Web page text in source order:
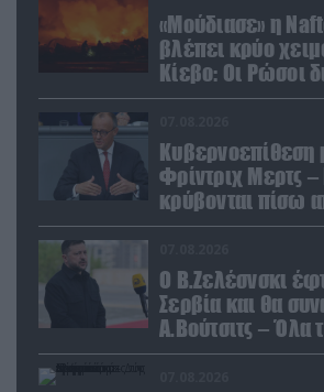
«Μούδιασε» η
βλέπει κρύο
Κίεβο: Οι Ρώσοι
εγκαταστάσεις
Κυβερνοεπίθεση
Φρίντριχ Μερτς –
κρύβονται πίσω
παραποιημένο
Ο Β.Ζελέσνσκι
Σερβία και θα
Α.Βούτσιτς – Όλα τα βλέμματα
στις σχέσεις με